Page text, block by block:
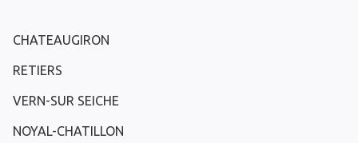
CHATEAUGIRON
RETIERS
VERN-SUR SEICHE
NOYAL-CHATILLON